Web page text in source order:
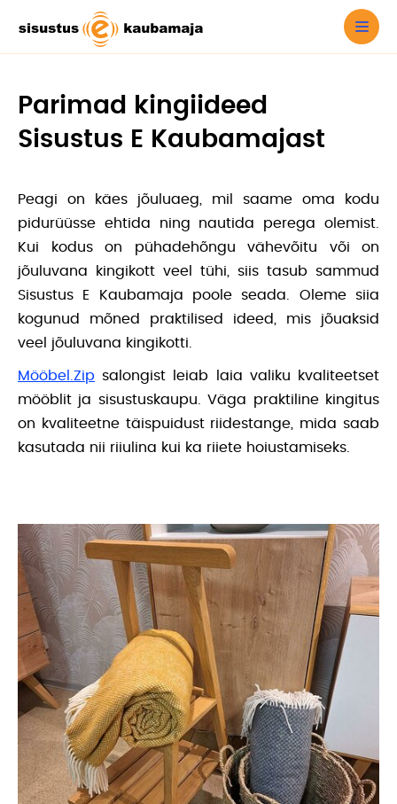
Parimad kingiideed
Sisustus E Kaubamajast
Peagi on käes jõuluaeg, mil saame oma kodu
pidurüüsse ehtida ning nautida perega olemist.
Kui kodus on pühadehõngu vähevõitu või on
jõuluvana kingikott veel tühi, siis tasub sammud
Sisustus E Kaubamaja poole seada. Oleme siia
kogunud mõned praktilised ideed, mis jõuaksid
veel jõuluvana kingikotti.
Mööbel.Zip salongist leiab laia valiku kvaliteetset
mööblit ja sisustuskaupu. Väga praktiline kingitus
on kvaliteetne täispuidust riidestange, mida saab
kasutada nii riiulina kui ka riiete hoiustamiseks.